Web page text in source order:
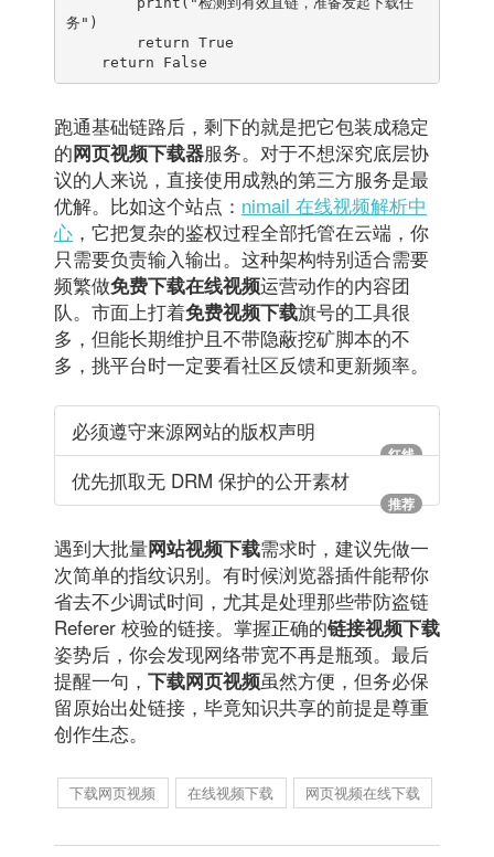
务")
    return False
跑通基础链路后，剩下的就是把它包装成稳定
的网页视频下载器服务。对于不想深究底层协
议的人来说，直接使用成熟的第三方服务是最
优解。比如这个站点： nimail 在线视频解析中
心 ，它把复杂的鉴权过程全部托管在云端，你
只需要负责输入输出。这种架构特别适合需要
频繁做免费下载在线视频运营动作的内容团
队。市面上打着免费视频下载旗号的工具很
多，但能长期维护且不带隐蔽挖矿脚本的不
多，挑平台时一定要看社区反馈和更新频率。
必须遵守来源网站的版权声明
红线
优先抓取无 DRM 保护的公开素材
推荐
遇到大批量网站视频下载需求时，建议先做一
次简单的指纹识别。有时候浏览器插件能帮你
省去不少调试时间，尤其是处理那些带防盗链
Referer 校验的链接。掌握正确的链接视频下载
姿势后，你会发现网络带宽不再是瓶颈。最后
提醒一句， 下载网页视频虽然方便，但务必保
留原始出处链接，毕竟知识共享的前提是尊重
创作生态。
下载网页视频 在线视频下载 网页视频在线下载